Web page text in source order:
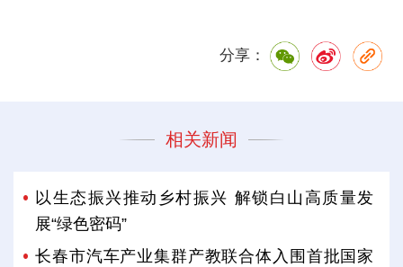
分享：
相关新闻
以生态振兴推动乡村振兴 解锁白山高质量发
展“绿色密码”
长春市汽车产业集群产教联合体入围首批国家